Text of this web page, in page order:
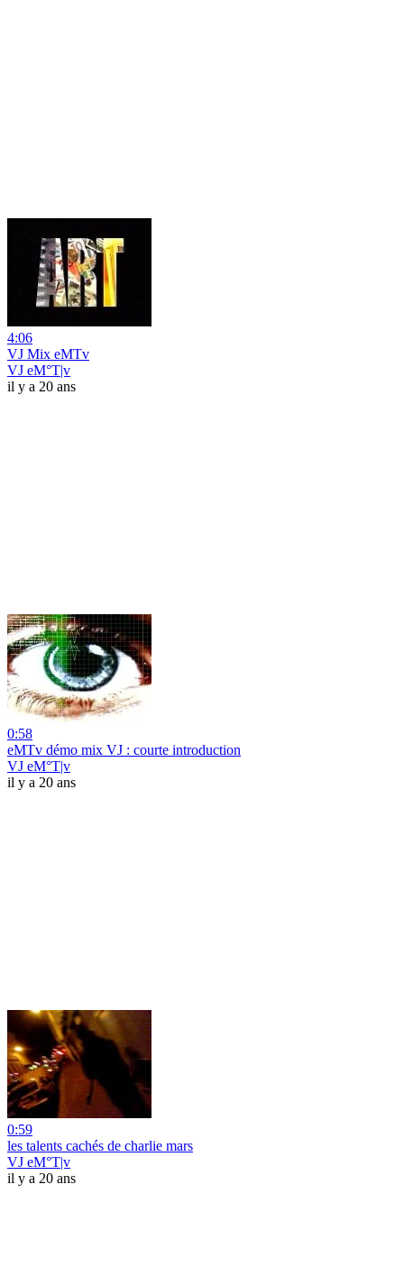
4:06
VJ Mix eMTv
VJ eM°T|v
il y a 20 ans
0:58
eMTv démo mix VJ : courte introduction
VJ eM°T|v
il y a 20 ans
0:59
les talents cachés de charlie mars
VJ eM°T|v
il y a 20 ans